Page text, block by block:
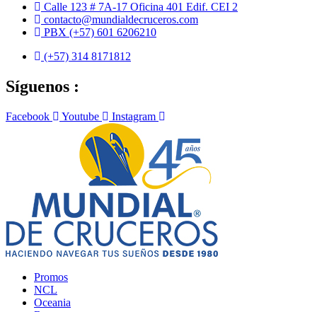
Calle 123 # 7A-17 Oficina 401 Edif. CEI 2
contacto@mundialdecruceros.com
PBX (+57) 601 6206210
(+57) 314 8171812
Síguenos :
Facebook Youtube Instagram
Promos
NCL
Oceania